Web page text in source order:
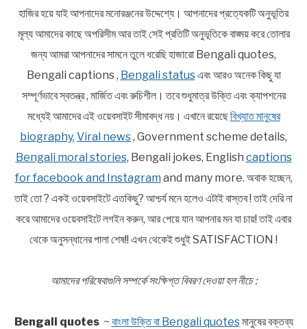
হাজির হয়ে যাই আপনাদের মনোরঞ্জনের উদ্দেশ্যে। আপনাদের প্রত্যেকটি অনুভূতির
মূল্য আমাদের কাছে অপরিসীম আর তাই সেই প্রতিটি অনুভূতিকে বাঙ্ময় করে তোলার
জন্য আমরা আপনাদের সামনে তুলে ধরেছি হাজারো Bengali quotes,
Bengali captions , Bengali statusএবং আরও অনেক কিছু যা
সম্পূর্ণভাবে স্বতন্ত্র , মার্জিত এবং রুচিশীল। তবে শুধুমাত্র উক্তি এবং ক্যাপশনের
মধ্যেই আমাদের এই ওয়েবসাইট সীমাবদ্ধ নয়। এখানে রয়েছেবিখ্যাত মানুষের
biography, Viral news, Government scheme details,
Bengali moral stories, Bengali jokes, English captions
for facebook and Instagram and many more. অবাক হচ্ছেন,
তাই তো ? একই ওয়েবসাইটে এতকিছু? আশ্চর্য মনে হলেও এটাই বাস্তব ! তাই দেরি না
করে আমাদের ওয়েবসাইটে লগইন করুন, আর পেয়ে যান আপনার মন যা চায়! তাই এবার
থেকে অনুসন্ধানের পালা শেষ!! এখন থেকেই শুধুই SATISFACTION !
আমাদের পরিষেবাগুলি সম্পর্কে সংক্ষিপ্ত বিবরণ দেওয়া হল নীচে :
Bengali quotes~ বাংলা উক্তি বা Bengali quotesমানুষের বক্তব্য